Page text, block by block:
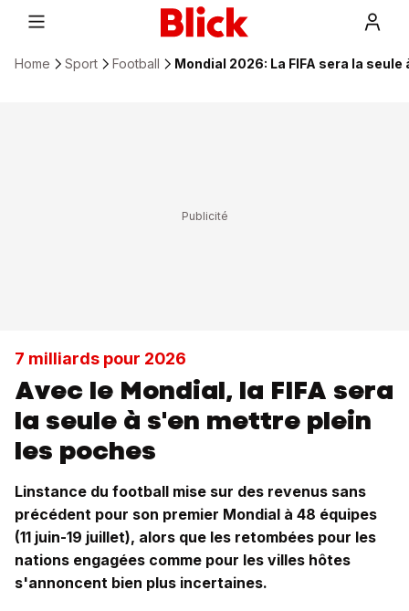
Home Sport Football Mondial 2026: La FIFA sera la
7 milliards pour 2026
Avec le Mondial, la FIFA sera
la seule à s'en mettre plein
les poches
Linstance du football mise sur des revenus sans
précédent pour son premier Mondial à 48 équipes
(11 juin-19 juillet), alors que les retombées pour les
nations engagées comme pour les villes hôtes
s'annoncent bien plus incertaines.